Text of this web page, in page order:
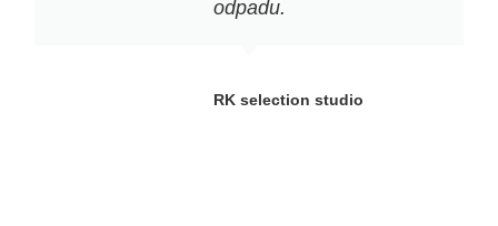
odpadu.
RK selection studio